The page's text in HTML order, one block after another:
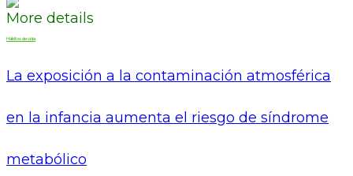
More details
Hábitos de vida
La exposición a la contaminación atmosférica
en la infancia aumenta el riesgo de síndrome
metabólico